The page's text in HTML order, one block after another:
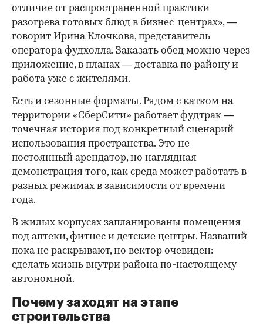
отличие от распространенной практики
разогрева готовых блюд в бизнес-центрах», —
говорит Ирина Клочкова, представитель
оператора фудхолла. Заказать обед можно через
приложение, в планах — доставка по району и
работа уже с жителями.
Есть и сезонные форматы. Рядом с катком на
территории «СберСити» работает фудтрак —
точечная история под конкретный сценарий
использования пространства. Это не
постоянный арендатор, но наглядная
демонстрация того, как среда может работать в
разных режимах в зависимости от времени
года.
В жилых корпусах запланированы помещения
под аптеки, фитнес и детские центры. Названий
пока не раскрывают, но вектор очевиден:
сделать жизнь внутри района по-настоящему
автономной.
Почему заходят на этапе
строительства